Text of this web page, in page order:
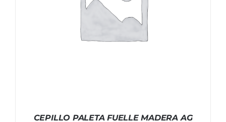
CEPILLO PALETA FUELLE MADERA AG